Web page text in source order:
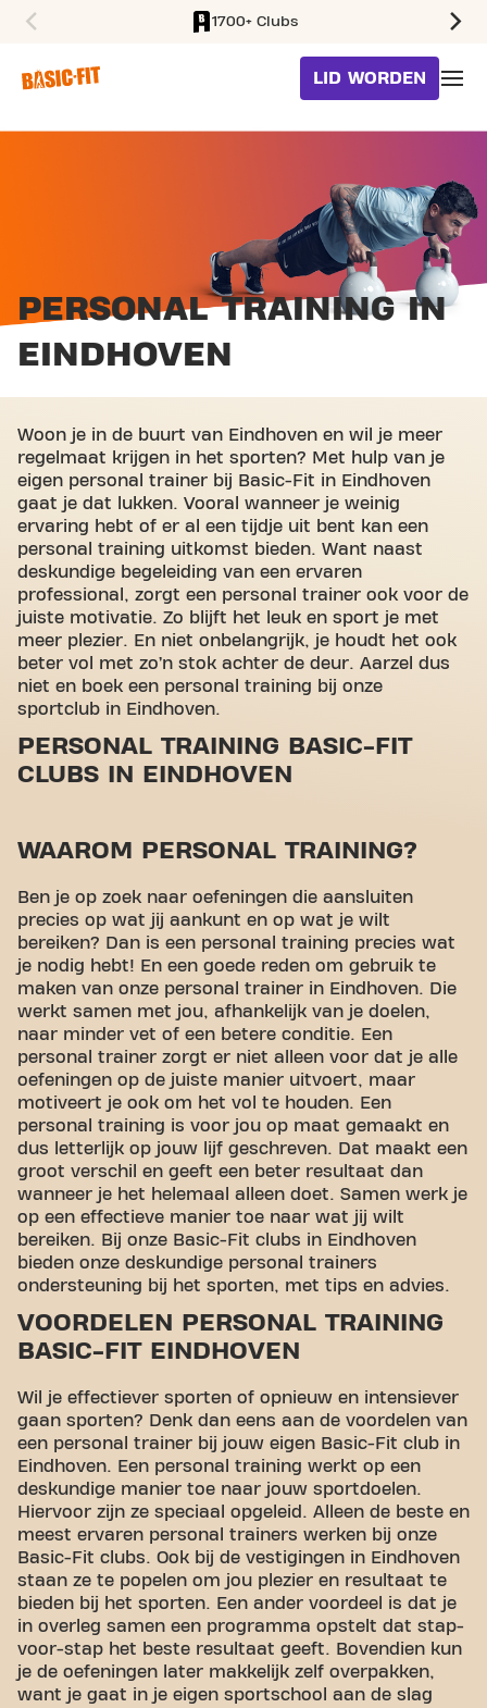
1700+ Clubs
LID WORDEN
PERSONAL TRAININGIN
EINDHOVEN
Woon je in de buurt van Eindhoven en wil je meer
regelmaat krijgen in het sporten? Met hulp van je
eigen personal trainer bij Basic-Fit in Eindhoven
gaat je dat lukken. Vooral wanneer je weinig
ervaring hebt of er al een tijdje uit bent kan een
personal training uitkomst bieden. Want naast
deskundige begeleiding van een ervaren
professional, zorgt een personal trainer ook voor de
juiste motivatie. Zo blijft het leuk en sport je met
meer plezier. En niet onbelangrijk, je houdt het ook
beter vol met zo’n stok achter de deur. Aarzel dus
niet en boek een personal training bij onze
sportclub in Eindhoven.
PERSONAL TRAINING BASIC-FIT
CLUBS IN EINDHOVEN
WAAROM PERSONAL TRAINING?
Ben je op zoek naar oefeningen die aansluiten
precies op wat jij aankunt en op wat je wilt
bereiken? Dan is een personal training precies wat
je nodig hebt! En een goede reden om gebruik te
maken van onze personal trainer in Eindhoven. Die
werkt samen met jou, afhankelijk van je doelen,
naar minder vet of een betere conditie. Een
personal trainer zorgt er niet alleen voor dat je alle
oefeningen op de juiste manier uitvoert, maar
motiveert je ook om het vol te houden. Een
personal training is voor jou op maat gemaakt en
dus letterlijk op jouw lijf geschreven. Dat maakt een
groot verschil en geeft een beter resultaat dan
wanneer je het helemaal alleen doet. Samen werk je
op een effectieve manier toe naar wat jij wilt
bereiken. Bij onze Basic-Fit clubs in Eindhoven
bieden onze deskundige personal trainers
ondersteuning bij het sporten, met tips en advies.
VOORDELEN PERSONAL TRAINING
BASIC-FIT EINDHOVEN
Wil je effectiever sporten of opnieuw en intensiever
gaan sporten? Denk dan eens aan de voordelen van
een personal trainer bij jouw eigen Basic-Fit club in
Eindhoven. Een personal training werkt op een
deskundige manier toe naar jouw sportdoelen.
Hiervoor zijn ze speciaal opgeleid. Alleen de beste en
meest ervaren personal trainers werken bij onze
Basic-Fit clubs. Ook bij de vestigingen in Eindhoven
staan ze te popelen om jou plezier en resultaat te
bieden bij het sporten. Een ander voordeel is dat je
in overleg samen een programma opstelt dat stap-
voor-stap het beste resultaat geeft. Bovendien kun
je de oefeningen later makkelijk zelf overpakken,
want je gaat in je eigen sportschool aan de slag